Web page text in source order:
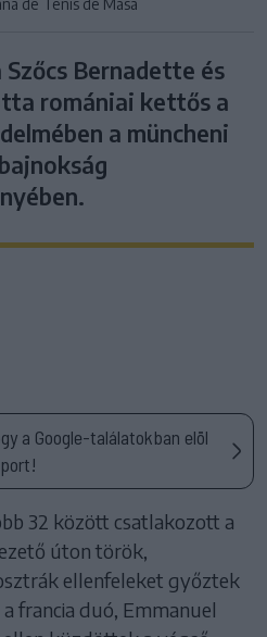
Bernadette és
romániai kettős a
a müncheni
a Google-találatokban elöl
32 között csatlakozott a
úton török,
ellenfeleket győztek
francia duó, Emmanuel